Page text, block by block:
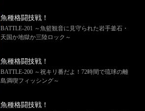
魚種格闘技戦！
BATTLE-201 ～魚籃観音に見守られた岩手釜石・
天国か地獄か三陸ロック～
魚種格闘技戦！
BATTLE-200 ～祝キリ番だよ！72時間で琉球の離
島満喫フィッシング～
魚種格闘技戦！